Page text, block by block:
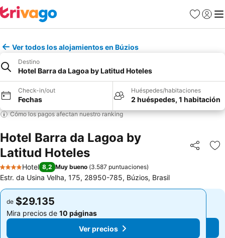
Favoritos
Iniciar
Ver todos los alojamientos en Búzios
Destino
Hotel Barra da Lagoa by Latitud Hoteles
Check-in/out
Fechas
Huéspedes/habitaciones
2 huéspedes, 1 habitación
Cómo los pagos afectan nuestro ranking
Hotel Barra da Lagoa by
Latitud Hoteles
Compartir
4 Estrellas
Hotel 8,2 Muy bueno (3.587 puntuaciones)
Estr. da Usina Velha, 175, 28950-785, Búzios, Brasil
de $29.135
Mira precios de 10 páginas
Ver precios
de $29.135
Mira precios de 10 páginas
Ver precios